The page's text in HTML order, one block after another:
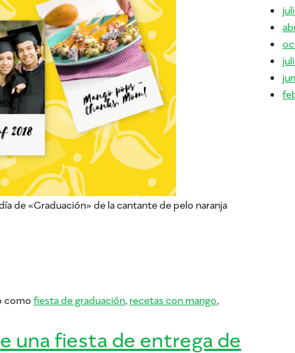
de «Graduación» de la cantante de pelo naranja
como fiesta de graduación, recetas con mango,
una fiesta de entrega de